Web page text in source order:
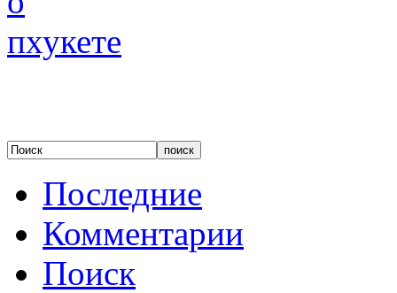
Последние
Комментарии
Поиск